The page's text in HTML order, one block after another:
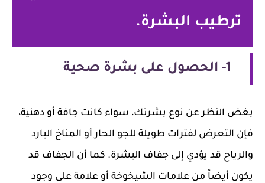
ترطيب البشرة.
بغض النظر عن نوع بشرتك، سواء كانت جافة أو دهنية،
فإن التعرض لفترات طويلة للجو الحار أو المناخ البارد
والرياح قد يؤدي إلى جفاف البشرة. كما أن الجفاف قد
يكون أيضاً من علامات الشيخوخة أو علامة على وجود